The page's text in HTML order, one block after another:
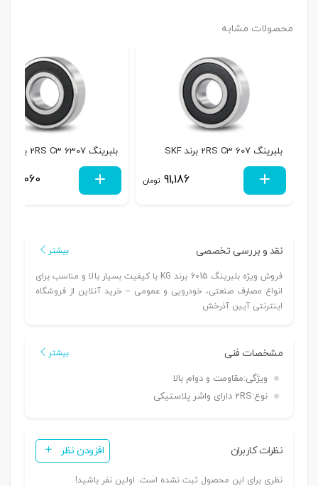
محصولات مشابه
بلبرینگ 607 2RS C3 برند SKF
91,186 تومان
بلبرینگ 6307 2RS C3 برند SKF
588,060
نقد و بررسی تخصصی بیشتر
فروش ویژه بلبرینگ 6015 برند KG با کیفیت بسیار بالا و مناسب برای
انواع مصارف صنعتی، خودرویی و عمومی – خرید آنلاین از فروشگاه
اینترنتی آیین آذرخش
مشخصات فنی بیشتر
ویژگی:مقاومت و دوام بالا
نوع:2RS دارای واشر پلاستیکی
نظرات کاربران افزودن نظر
نظری برای این محصول ثبت نشده است. اولین نفر باشید!